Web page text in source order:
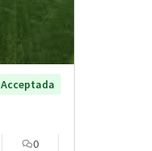
Acceptada
0